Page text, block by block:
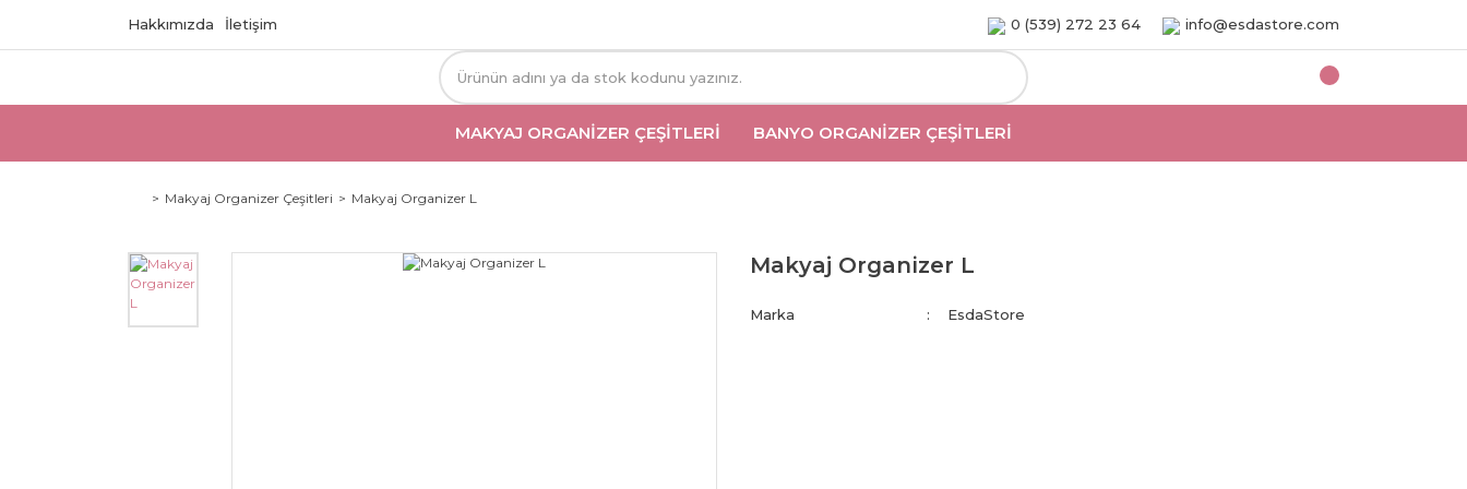
Hakkımızda İletişim 0 (539) 272 23 64 info@esdastore.com
MAKYAJ ORGANIZER ÇEŞITLERI BANYO ORGANIZER ÇEŞITLERI
Makyaj Organizer Çeşitleri Makyaj Organizer L
Makyaj Organizer L
Marka EsdaStore